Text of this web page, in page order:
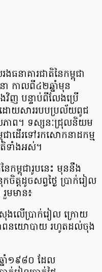
នាគារជាតិនៃកម្ពុជា
ា កាលពី៤២ឆ្នាំមុន
វិញ បន្ទាប់ពីលែងប្រើ
ោយសាររបបប្រល័យពូជ
ាព។ ទស្សនៈជ្រុលនិយម
ាដើរទៅរកសោកនាដកម្ម
តិទាំងអស់។
កម្ពុជារូបនេះ មុននឹង
ត្តដូចសព្វថ្ងៃ ប្រាក់រៀល
មមាន៖
រុងលើប្រាក់រៀល ក្រោយ
ពនយោបាយ រហូតដល់ចុង
ឆ្នាំ១៩៨០ ដែល